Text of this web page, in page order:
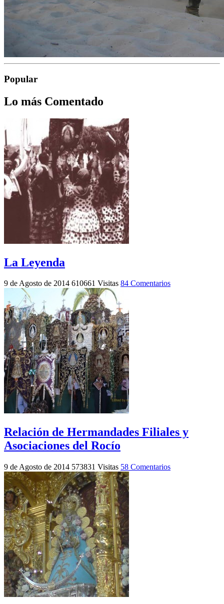
Popular
Lo más Comentado
La Leyenda
9 de Agosto de 2014 610661 Visitas 84 Comentarios
Relación de Hermandades Filiales y
Asociaciones del Rocío
9 de Agosto de 2014 573831 Visitas 58 Comentarios